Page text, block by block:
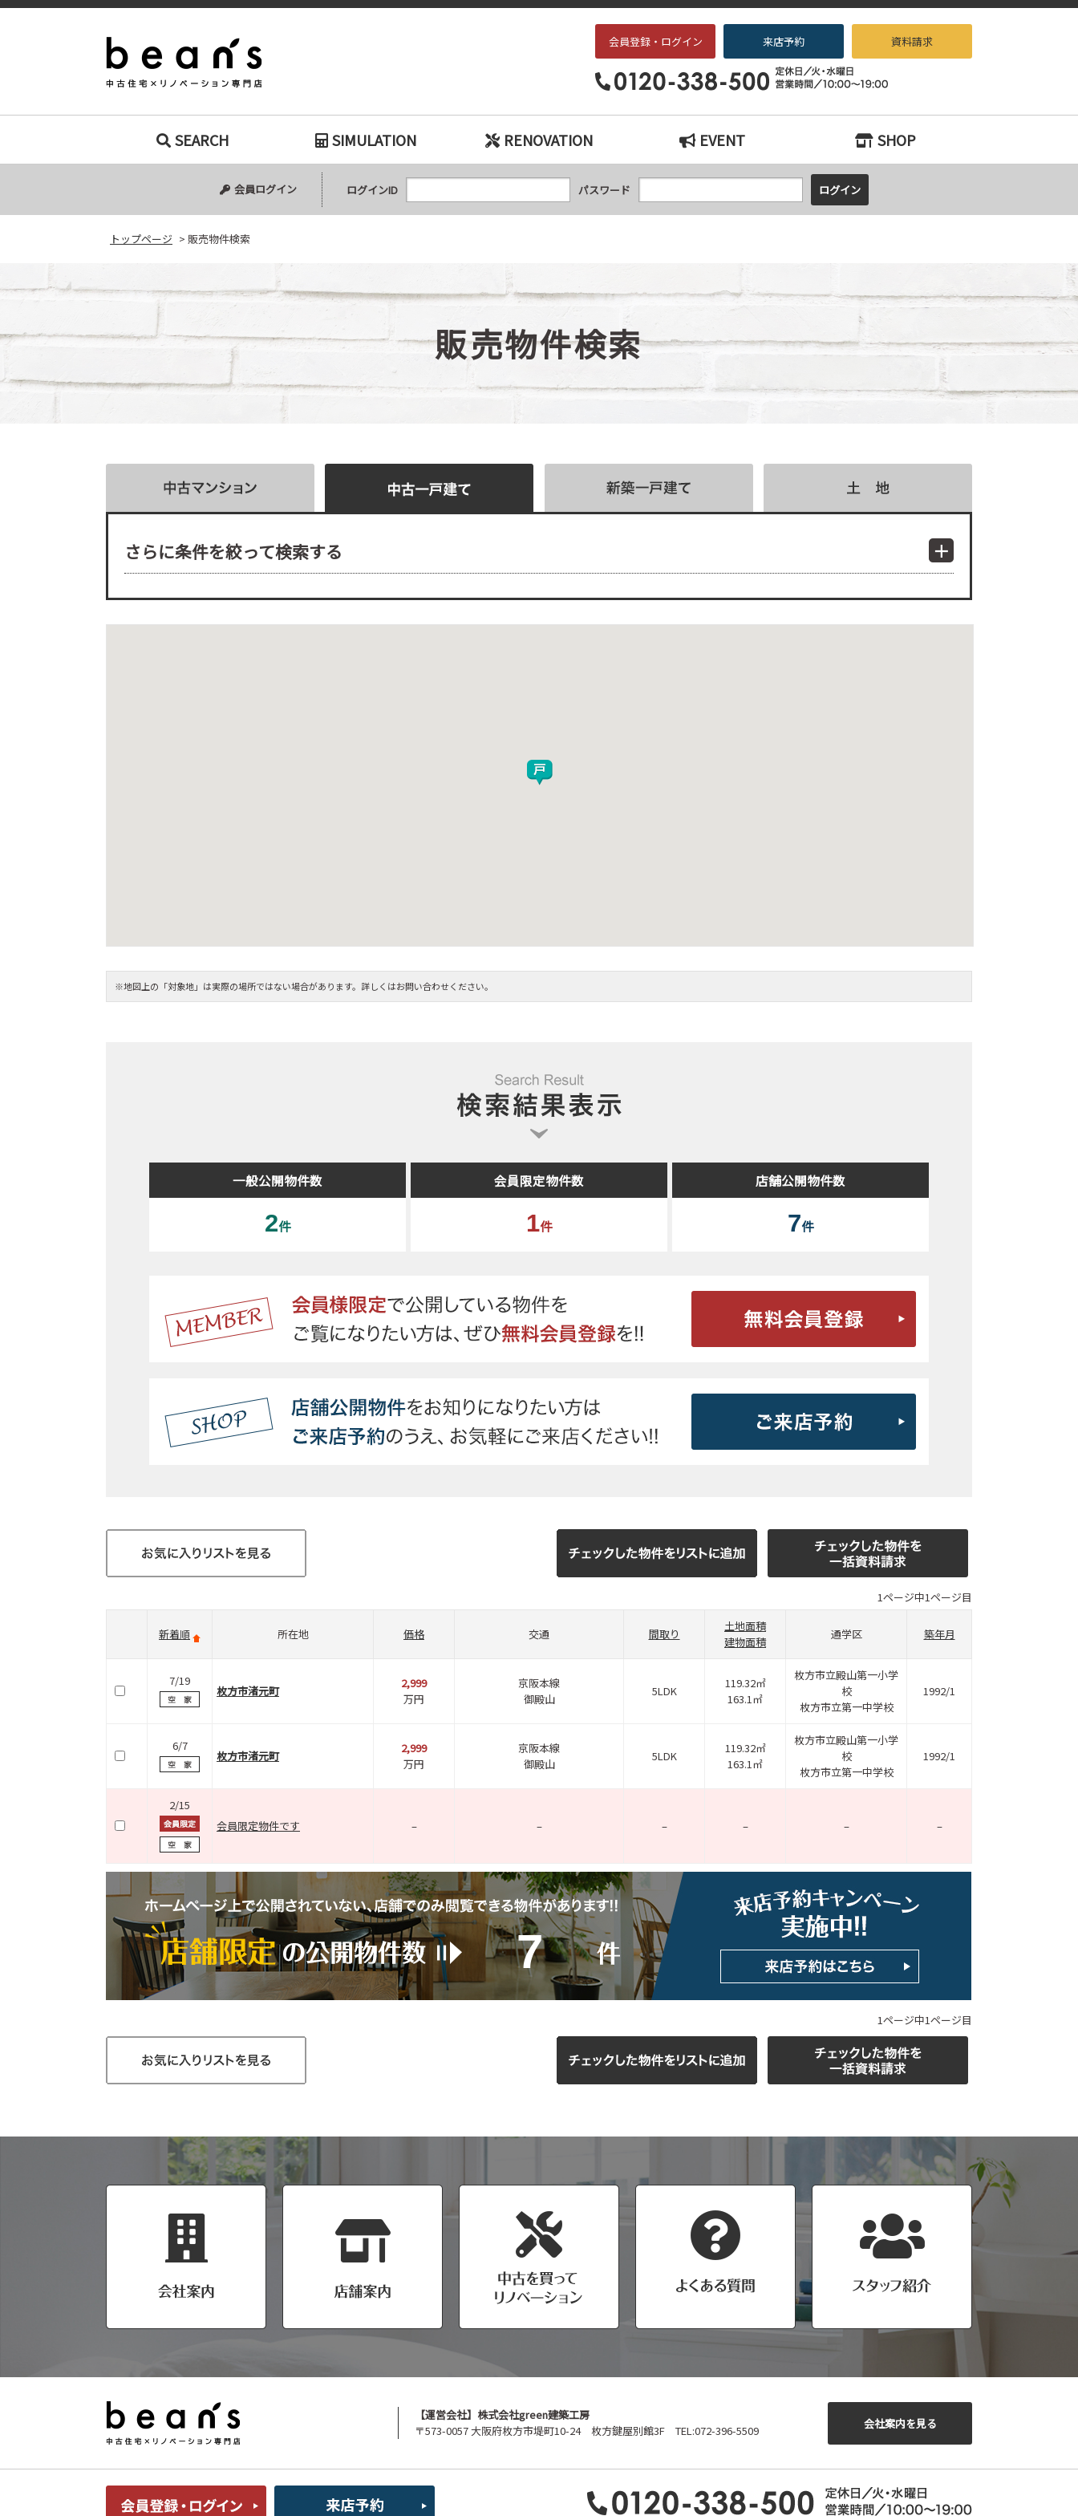
販売物件検索｜枚方・交野エリアの中古戸建て、中古マンションをお探しなら、『中古住宅×リノベーション専門店beans』へお任せください！
会員登録・ログイン 来店予約 資料請求
SEARCH
中古マンション
中古一戸建て
新築一戸建て
土地
SIMULATION RENOVATION EVENT SHOP
会員ログイン ログインID パスワード
トップページ > 販売物件検索
販売物件検索
さらに条件を絞って検索する
※地図上の「対象地」は実際の場所ではない場合があります。詳しくはお問い合わせください。
一般公開物件数
2件
会員限定物件数
1件
店舗公開物件数
7件
1ページ中1ページ目
新着順 所在地 価格 交通 間取り
土地面積
建物面積
通学区 築年月
7/19
枚方市渚元町
2,999
万円
京阪本線
御殿山
5LDK
119.32㎡
163.1㎡
枚方市立殿山第一小学
校
枚方市立第一中学校
1992/1
6/7
枚方市渚元町
2,999
万円
京阪本線
御殿山
5LDK
119.32㎡
163.1㎡
枚方市立殿山第一小学
校
枚方市立第一中学校
1992/1
2/15
会員限定物件です
– – – – – –
7
1ページ中1ページ目
【運営会社】株式会社green建築工房
〒573-0057 大阪府枚方市堤町10-24 枚方鍵屋別館3F TEL:072-396-5509
会社案内を見る